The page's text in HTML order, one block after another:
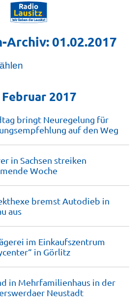
Archiv: 01.02.2017
2017
bringt Neuregelung für
auf den Weg
in Sachsen streiken
Woche
bremst Autodieb in
aus
im Einkaufszentrum
in Görlitz
in Mehrfami­lienhaus in der
Neustadt